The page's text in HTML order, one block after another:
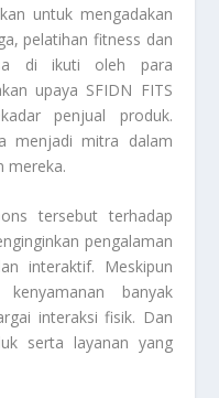
untuk mengadakan
pelatihan fitness dan
di ikuti oleh para
upaya SFIDN FITS
penjual produk.
menjadi mitra dalam
mereka.
tersebut terhadap
pengalaman
interaktif. Meskipun
banyak
interaksi fisik. Dan
serta layanan yang